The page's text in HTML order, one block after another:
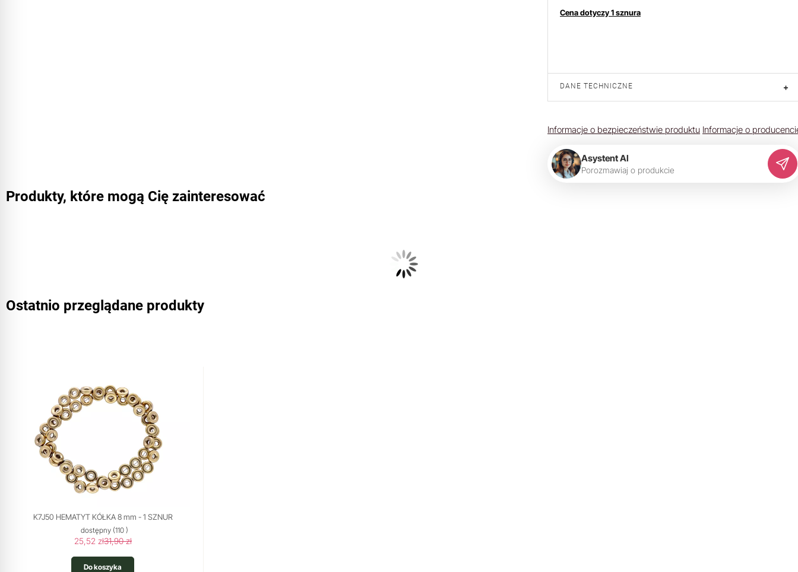
Cena dotyczy 1 sznura
DANE TECHNICZNE +
Informacje o bezpieczeństwie produktu Informacje o
Asystent AI
Porozmawiaj o produkcie
Produkty, które mogą Cię zainteresować
Ostatnio przeglądane produkty
K7J50 HEMATYT KÓŁKA 8 mm - 1 SZNUR
dostępny(110 )
25,52 zł31,90 zł
Do koszyka